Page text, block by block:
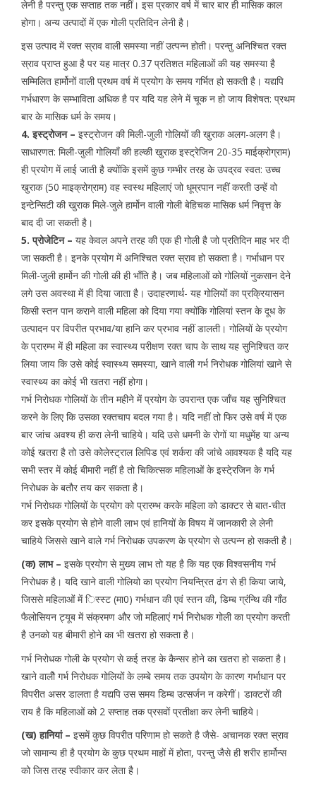
लेनी है परन्तु एक सप्ताह तक नहीं। इस प्रकार वर्ष में चार बार ही मासिक काल
होगा। अन्य उत्पादों में एक गोली प्रतिदिन लेनी है।
इस उत्पाद में रक्त स्राव वाली समस्या नहीं उत्पन्न होती। परन्तु अनिश्चित रक्त
स्राव प्राप्त हुआ है पर यह मात्र 0.37 प्रतिशत महिलाओं की यह समस्या है
सम्मिलित हार्मोनों वाली प्रथम वर्ष में प्रयोग के समय गर्भित हो सकती है। यद्यपि
गर्भधारण के सम्भाविता अधिक है पर यदि यह लेने में चूक न हो जाय विशेषत: प्रथम
बार के मासिक धर्म के समय।
4. इस्ट्रोजन – इस्ट्रोजन की मिली-जुली गोलियों की खुराक अलग-अलग है।
साधारणत: मिली-जुली गोलियाँ की हल्की खुराक इस्ट्रेजिन 20-35 माईक्रोग्राम)
ही प्रयोग में लाई जाती है क्योंकि इसमें कुछ गम्भीर तरह के उपद्रव स्वत: उच्च
खुराक (50 माइक्रोग्राम) वह स्वस्थ महिलाएं जो धूम्रपान नहीं करती उन्हें वो
इन्टेन्सिटी की खुराक मिले-जुले हार्मोन वाली गोली बेहिचक मासिक धर्म निवृत्त के
बाद दी जा सकती है।
5. प्रोजेटिन – यह केवल अपने तरह की एक ही गोली है जो प्रतिदिन माह भर दी
जा सकती है। इनके प्रयोग में अनिश्चित रक्त स्राव हो सकता है। गर्भाधान पर
मिली-जुली हार्मोन की गोली की ही भाँति है। जब महिलाओं को गोलियों नुकसान देने
लगे उस अवस्था में ही दिया जाता है। उदाहरणार्थ- यह गोलियों का प्रक्रियासन
किसी स्तन पान कराने वाली महिला को दिया गया क्योंकि गोलियां स्तन के दूध के
उत्पादन पर विपरीत प्रभाव/या हानि कर प्रभाव नहीं डालती। गोलियों के प्रयोग
के प्रारम्भ में ही महिला का स्वास्थ्य परीक्षण रक्त चाप के साथ यह सुनिश्चित कर
लिया जाय कि उसे कोई स्वास्थ्य समस्या, खाने वाली गर्भ निरोधक गोलियां खाने से
स्वास्थ्य का कोई भी खतरा नहीं होगा।
गर्भ निरोधक गोलियों के तीन महीने में प्रयोग के उपरान्त एक जाँच यह सुनिश्चित
करने के लिए कि उसका रक्तचाप बदल गया है। यदि नहीं तो फिर उसे वर्ष में एक
बार जांच अवश्य ही करा लेनी चाहिये। यदि उसे धमनी के रोगों या मधुमेंह या अन्य
कोई खतरा है तो उसे कोलेस्ट्राल लिपिड एवं शर्करा की जांचे आवश्यक है यदि यह
सभी स्तर में कोई बीमारी नहीं है तो चिकित्सक महिलाओं के इस्टे्रजिन के गर्भ
निरोधक के बतौर तय कर सकता है।
गर्भ निरोधक गोलियों के प्रयोग को प्रारम्भ करके महिला को डाक्टर से बात-चीत
कर इसके प्रयोग से होने वाली लाभ एवं हानियों के विषय में जानकारी ले लेनी
चाहिये जिससे खाने वाले गर्भ निरोधक उपकरण के प्रयोग से उत्पन्न हो सकती है।
(क) लाभ – इसके प्रयोग से मुख्य लाभ तो यह है कि यह एक विश्वसनीय गर्भ
निरोधक है। यदि खाने वाली गोलियो का प्रयोग नियन्त्रित ढंग से ही किया जाये,
जिससे महिलाओं में िस्स्ट (मा0) गर्भधान की एवं स्तन की, डिम्ब ग्रंन्थि की गाँठ
फैलोसियन ट्यूब में संक्रमण और जो महिलाएं गर्भ निरोधक गोली का प्रयोग करती
है उनको यह बीमारी होने का भी खतरा हो सकता है।
गर्भ निरोधक गोली के प्रयोग से कई तरह के कैन्सर होने का खतरा हो सकता है।
खाने वालीे गर्भ निरोधक गोलियों के लम्बे समय तक उपयोग के कारण गर्भाधान पर
विपरीत असर डालता है यद्यपि उस समय डिम्ब उत्सर्जन न करेगीं। डाक्टरों की
राय है कि महिलाओं को 2 सप्ताह तक प्रसवों प्रतीक्षा कर लेनी चाहिये।
(ख) हानियां – इसमें कुछ विपरीत परिणाम हो सकते है जैसे- अचानक रक्त स्राव
जो सामान्य ही है प्रयोग के कुछ प्रथम माहों में होता, परन्तु जैसे ही शरीर हार्मोन्स
को जिस तरह स्वीकार कर लेता है।